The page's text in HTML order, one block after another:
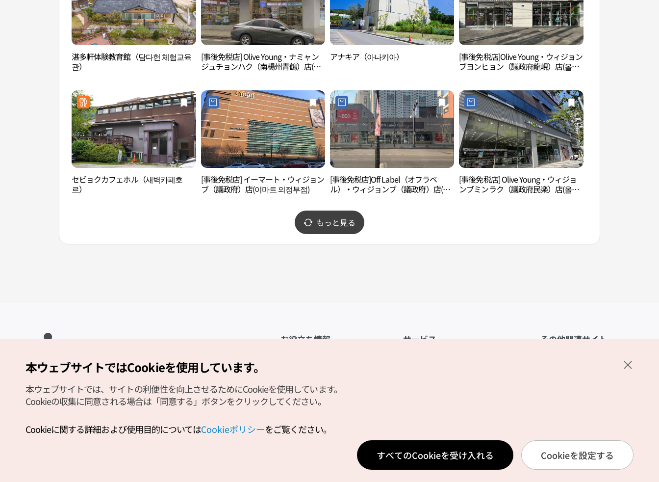
湛多軒体験教育館（담다헌 체험교육
관）
[事後免税店] Olive Young・ナミャン
ジュチョンハク（南楊州青鶴）店(올
アナキア（아나키아）
[事後免税店]Olive Young・ウィジョン
ブヨンヒョン（議政府龍峴）店(올리
セビョクカフェホル（새벽카페호
르）
[事後免税店] イーマート・ウィジョン
ブ（議政府）店(이마트 의정부점)
[事後免税店]Off Label（オフラベ
ル）・ウィジョンブ（議政府）店(오
[事後免税店] Olive Young・ウィジョ
ンブミンラク（議政府民楽）店(올리
もっと見る
お役立ち情報
観光資料ダウンロード
デジタルブック／電子書籍
Odii
サービス
位置情報サービス利用規約
個人位置情報取扱いポリシー
その他関連サイト
Copyright (c) Korea Tourism Organization All Rights Reserved.
サイトエラー報告
公式メール
本ウェブサイトではCookieを使用しています。
本ウェブサイトでは、サイトの利便性を向上させるためにCookieを使用しています。
Cookieの収集に同意される場合は「同意する」ボタンをクリックしてください。
Cookieに関する詳細および使用目的についてはCookieポリシーをご覧ください。
すべてのCookieを受け入れる Cookieを設定する